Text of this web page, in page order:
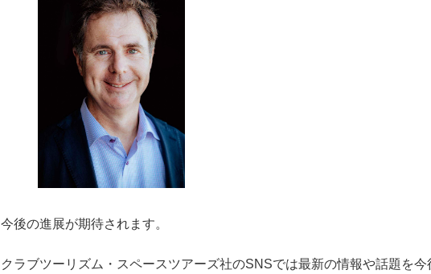
今後の進展が期待されます。
クラブツーリズム・スペースツアーズ社のSNSでは最新の情報や話題を